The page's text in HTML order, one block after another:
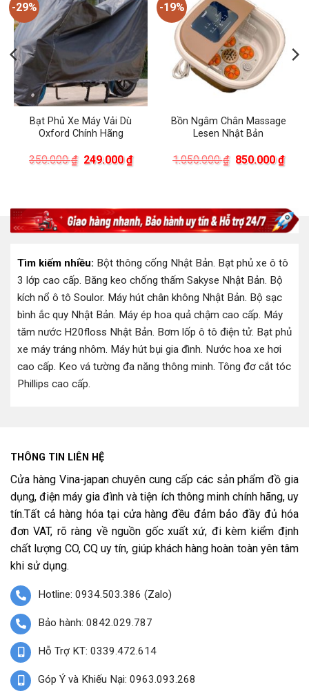
-29%
Bạt Phủ Xe Máy Vải Dù
Oxford Chính Hãng
350.000₫ Giá
249.000₫Giá
hiện
-19%
Bồn Ngâm Chân Massage
Lesen Nhật Bản
1.050.000₫ Giá
850.000₫Giá
hiện
Tìm kiếm nhiều: Bột thông cống Nhật Bản Bạt phủ xe ô tô
3 lớp cao cấp Băng keo chống thấm Sakyse Nhật Bản Bộ
kích nổ ô tô Soulor. Máy hút chân không Nhật Bản Bộ sạc
bình ắc quy Nhật Bản Máy ép hoa quả chậm cao cấp Máy
tăm nước H20floss Nhật Bản Bơm lốp ô tô điện tử. Bạt phủ
xe máy tráng nhôm Máy hút bụi gia đình Nước hoa xe hơi
cao cấp Keo vá tường đa năng thông minh Tông đơ cắt tóc
Phillips cao cấp
THÔNG TIN LIÊN HỆ
Cửa hàng Vina-japan chuyên cung cấp các sản phẩm đồ gia
dụng, điện máy gia đình và tiện ích thông minh chính hãng, uy
tín.Tất cả hàng hóa tại cửa hàng đều đảm bảo đầy đủ hóa
đơn VAT, rõ ràng về nguồn gốc xuất xứ, đi kèm kiểm định
chất lượng CO, CQ uy tín, giúp khách hàng hoàn toàn yên tâm
khi sử dụng.
Hotline: 0934.503.386 (Zalo)
Bảo hành: 0842.029.787
Hỗ Trợ KT: 0339.472.614
Góp Ý và Khiếu Nại: 0963.093.268